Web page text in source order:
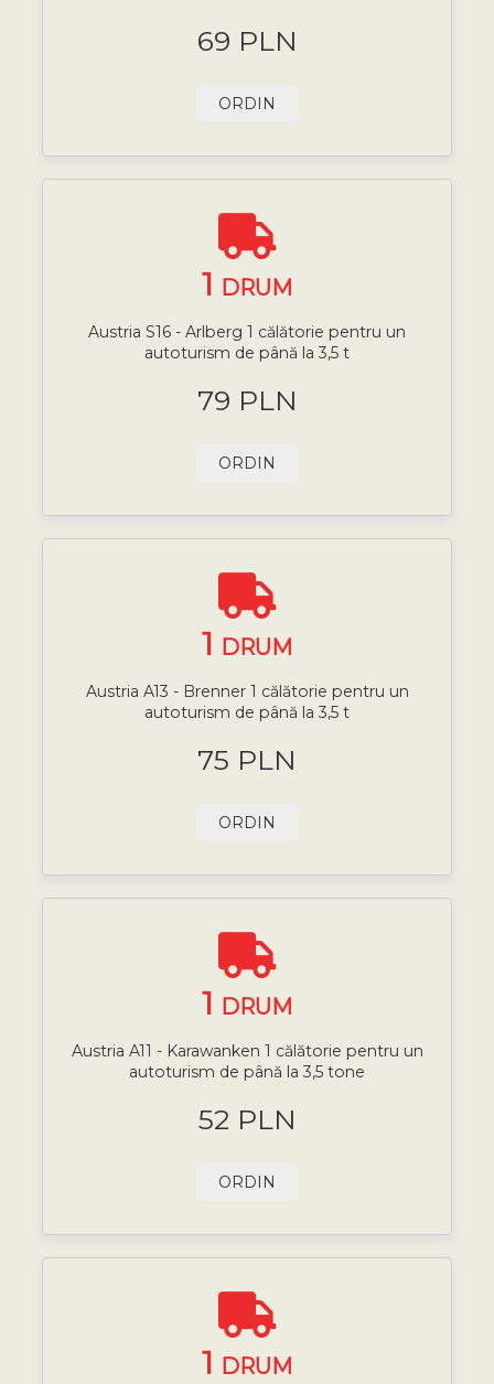
69 PLN
ORDIN
1 DRUM
Austria S16 - Arlberg 1 călătorie pentru un
autoturism de până la 3,5 t
79 PLN
ORDIN
1 DRUM
Austria A13 - Brenner 1 călătorie pentru un
autoturism de până la 3,5 t
75 PLN
ORDIN
1 DRUM
Austria A11 - Karawanken 1 călătorie pentru un
autoturism de până la 3,5 tone
52 PLN
ORDIN
1 DRUM